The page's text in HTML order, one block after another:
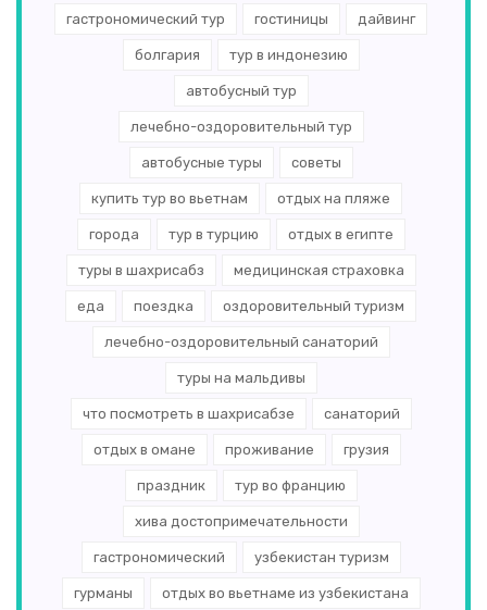
гастрономический тур гостиницы дайвинг
болгария тур в индонезию
автобусный тур
лечебно-оздоровительный тур
автобусные туры советы
купить тур во вьетнам отдых на пляже
города тур в турцию отдых в египте
туры в шахрисабз медицинская страховка
еда поездка оздоровительный туризм
лечебно-оздоровительный санаторий
туры на мальдивы
что посмотреть в шахрисабзе санаторий
отдых в омане проживание грузия
праздник тур во францию
хива достопримечательности
гастрономический узбекистан туризм
гурманы отдых во вьетнаме из узбекистана